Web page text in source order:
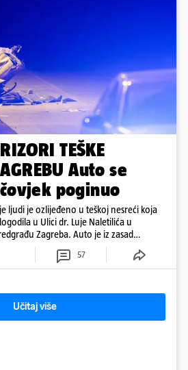
TEŠKE
Auto se
poginuo
ljudi je ozlijeđeno u teškoj nesreći koja
u Ulici dr. Luje Naletilića u
Zagreba. Auto je iz zasad
s kolnika, a od siline udara vozilo se
57
Učitaj više